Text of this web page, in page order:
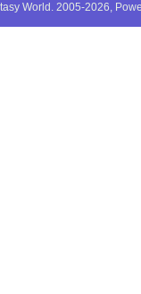
World. 2005-2026,